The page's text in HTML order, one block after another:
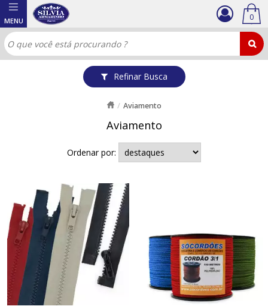
Refinar Busca
0
Aviamento
Aviamento
Ordenar por: